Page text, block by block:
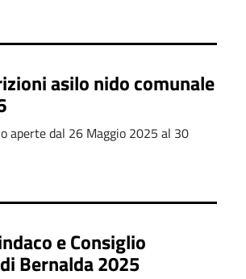
asilo nido comunale
aperte dal 26 Maggio 2025 al 30
e Consiglio
Bernalda 2025